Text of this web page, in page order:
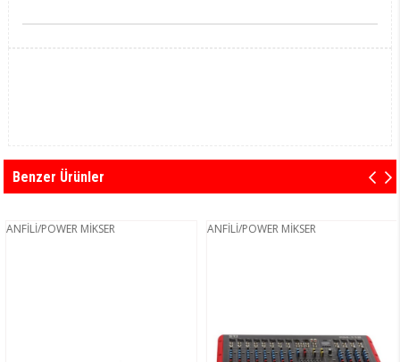
Benzer Ürünler
POWER MİKSER ANFİLİ/POWER MİKSER